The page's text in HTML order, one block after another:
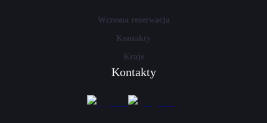
Wczesna rezerwacja
Kontakty
Kraje
Kontakty